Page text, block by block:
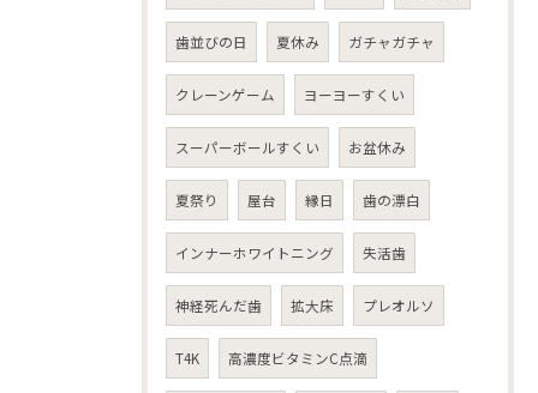
歯並びの日 夏休み ガチャガチャ
クレーンゲーム ヨーヨーすくい
スーパーボールすくい お盆休み
夏祭り 屋台 縁日 歯の漂白
インナーホワイトニング 失活歯
神経死んだ歯 拡大床 プレオルソ
T4K 高濃度ビタミンC点滴